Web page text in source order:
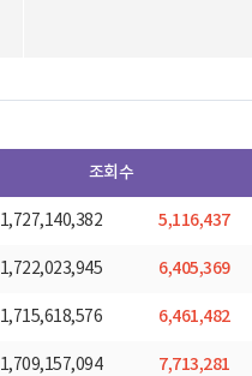
조회수
1,727,140,382 5,116,437
1,722,023,945 6,405,369
1,715,618,576 6,461,482
1,709,157,094 7,713,281